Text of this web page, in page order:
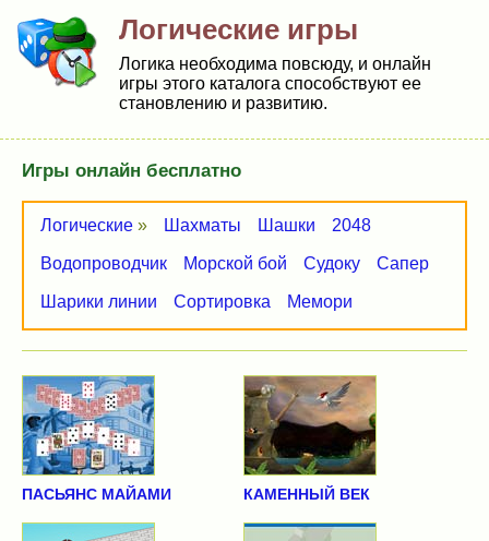
Логические игры
Логика необходима повсюду, и онлайн
игры этого каталога способствуют ее
становлению и развитию.
Игры онлайн бесплатно
Логические » Шахматы Шашки 2048
Водопроводчик Морской бой Судоку Сапер
Шарики линии Сортировка Мемори
ПАСЬЯНС МАЙАМИ КАМЕННЫЙ ВЕК